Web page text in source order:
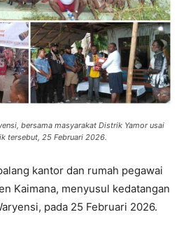
bersama masyarakat Distrik Yamor usai
tersebut, 25 Februari 2026.
kantor dan rumah pegawai
Kaimana, menyusul kedatangan
pada 25 Februari 2026.